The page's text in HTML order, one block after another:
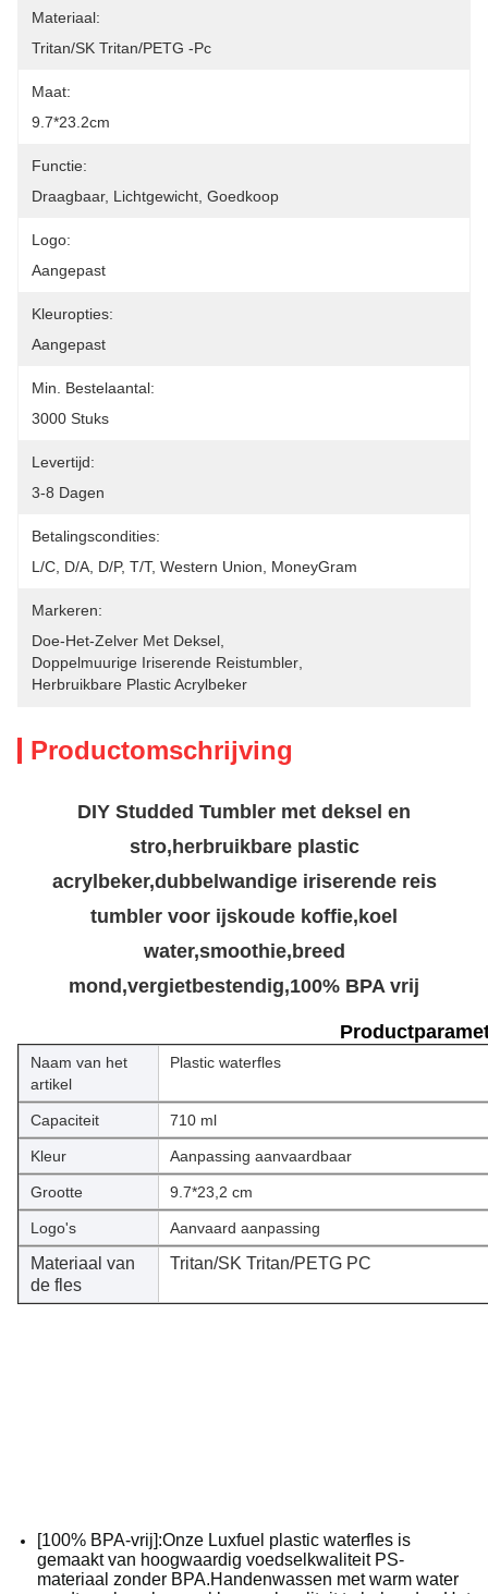
Materiaal:
Tritan/SK Tritan/PETG -pc
Maat:
9.7*23.2cm
Functie:
Draagbaar, Lichtgewicht, Goedkoop
Logo:
Aangepast
Kleuropties:
Aangepast
Min. Bestelaantal:
3000 Stuks
Levertijd:
3-8 Dagen
Betalingscondities:
L/C, D/A, D/P, T/T, Western Union, MoneyGram
Markeren:
Doe-Het-Zelver Met Deksel
Doppelmuurige Iriserende Reistumbler
Herbruikbare Plastic Acrylbeker
Productomschrijving
DIY Studded Tumbler met deksel en
stro,herbruikbare plastic
acrylbeker,dubbelwandige iriserende reis
tumbler voor ijskoude koffie,koel
water,smoothie,breed
mond,vergietbestendig,100% BPA vrij
Naam van het
artikel
Plastic waterfles
Capaciteit 710 ml
Kleur Aanpassing aanvaardbaar
Grootte 9.7*23,2 cm
Logo's Aanvaard aanpassing
Materiaal van
de fles
Tritan/SK Tritan/PETG PC
[100% BPA-vrij]:Onze Luxfuel plastic waterfles is
gemaakt van hoogwaardig voedselkwaliteit PS-
materiaal zonder BPA.Handenwassen met warm water